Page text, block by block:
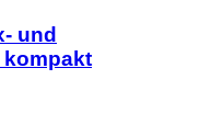
und
kompakt